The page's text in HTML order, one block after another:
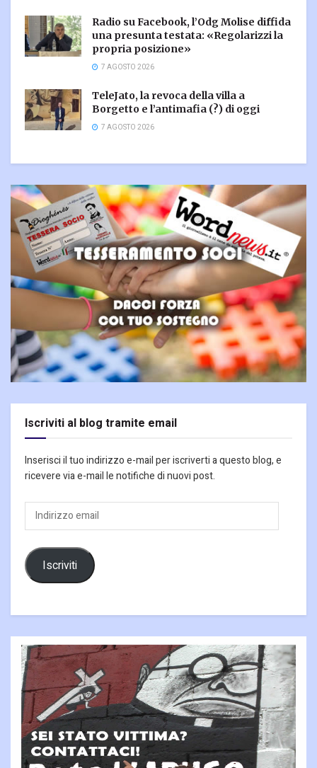
Radio su Facebook, l’Odg Molise diffida
una presunta testata: «Regolarizzi la
propria posizione»
7 AGOSTO 2026
TeleJato, la revoca della villa a
Borgetto e l’antimafia (?) di oggi
7 AGOSTO 2026
Iscriviti al blog tramite email
Inserisci il tuo indirizzo e-mail per iscriverti a questo blog, e
ricevere via e-mail le notifiche di nuovi post.
Indirizzo
email
Iscriviti